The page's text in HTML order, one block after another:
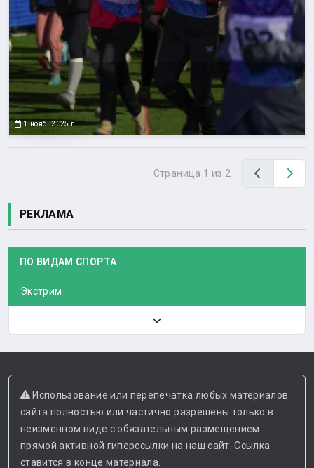
1 нояб. 2025 г.
Страница 1 из 2 Назад
РЕКЛАМА
ПО ВИДАМ СПОРТА
Экстрим
Использование или перепечатка любых материалов
сайта полностью или частично разрешены только в
неизменном виде с обязательным размещением
прямой активной гиперссылки на наш сайт. Ссылка
ставится в конце материала.